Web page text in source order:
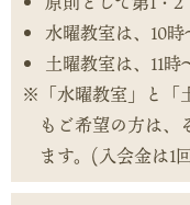
水曜教室は、10時
土曜教室は、11時
※「水曜教室」と「
もご希望の方は、
ます。(入会金は1